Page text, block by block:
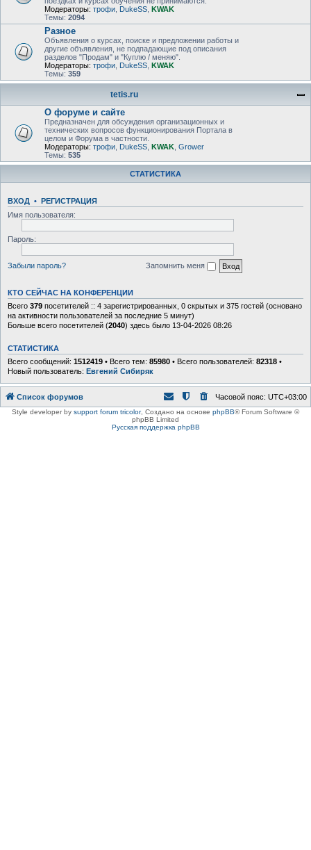
Модераторы: трофи DukeSS KWAK
Темы: 2094
Разное
Объявления о курсах, поиске и предложении работы и
другие объявления, не подпадающие под описания
разделов "Продам" и "Куплю / меняю".
Модераторы: трофи DukeSS KWAK
Темы: 359
tetis.ru
О форуме и сайте
Предназначен для обсуждения организационных и
технических вопросов функционирования Портала в
целом и Форума в частности.
Модераторы: трофи DukeSS KWAK Grower
Темы: 535
СТАТИСТИКА
ВХОД • РЕГИСТРАЦИЯ
Имя пользователя:
Пароль:
Забыли пароль? Запомнить меня
КТО СЕЙЧАС НА КОНФЕРЕНЦИИ
Всего 379 посетителей :: 4 зарегистрированных, 0 скрытых и 375 гостей (основано
на активности пользователей за последние 5 минут)
Больше всего посетителей (2040) здесь было 13-04-2026 08:26
СТАТИСТИКА
Всего сообщений: 1512419 • Всего тем: 85980 • Всего пользователей: 82318 •
Новый пользователь: Евгений Сибиряк
Список форумов Часовой пояс: UTC+03:00
Style developer by support forum tricolor, Создано на основе phpBB® Forum Software ©
phpBB Limited
Русская поддержка phpBB